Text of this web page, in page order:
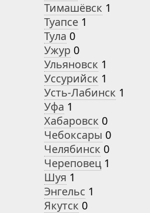
Тимашёвск 1
Туапсе 1
Тула 0
Ужур 0
Ульяновск 1
Уссурийск 1
Усть-Лабинск 1
Уфа 1
Хабаровск 0
Чебоксары 0
Челябинск 0
Череповец 1
Шуя 1
Энгельс 1
Якутск 0